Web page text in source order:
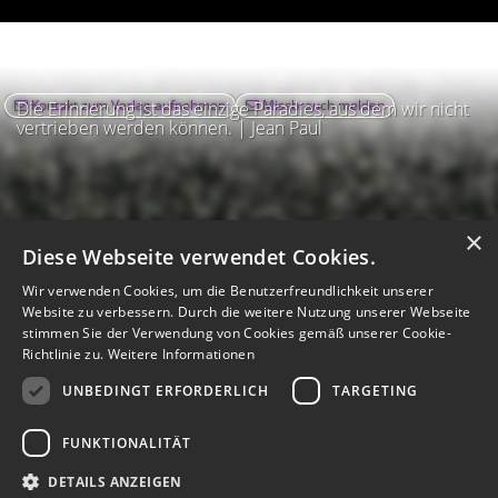
Die Erinnerung ist das einzige Paradies, aus dem wir nicht
vertrieben werden können. | Jean Paul
Kontakt zum Verlag aufnehmen Missbrauch melden
Barrierefreiheit
Barriere melden
m
K
Kontrastmodus aktivieren
Hilfe
eigenes Gedenkportal erstellen
×
Diese Webseite verwendet Cookies.
Wir verwenden Cookies, um die Benutzerfreundlichkeit unserer
Website zu verbessern. Durch die weitere Nutzung unserer Webseite
stimmen Sie der Verwendung von Cookies gemäß unserer Cookie-
Richtlinie zu. Weitere Informationen
UNBEDINGT ERFORDERLICH
TARGETING
FUNKTIONALITÄT
DETAILS ANZEIGEN